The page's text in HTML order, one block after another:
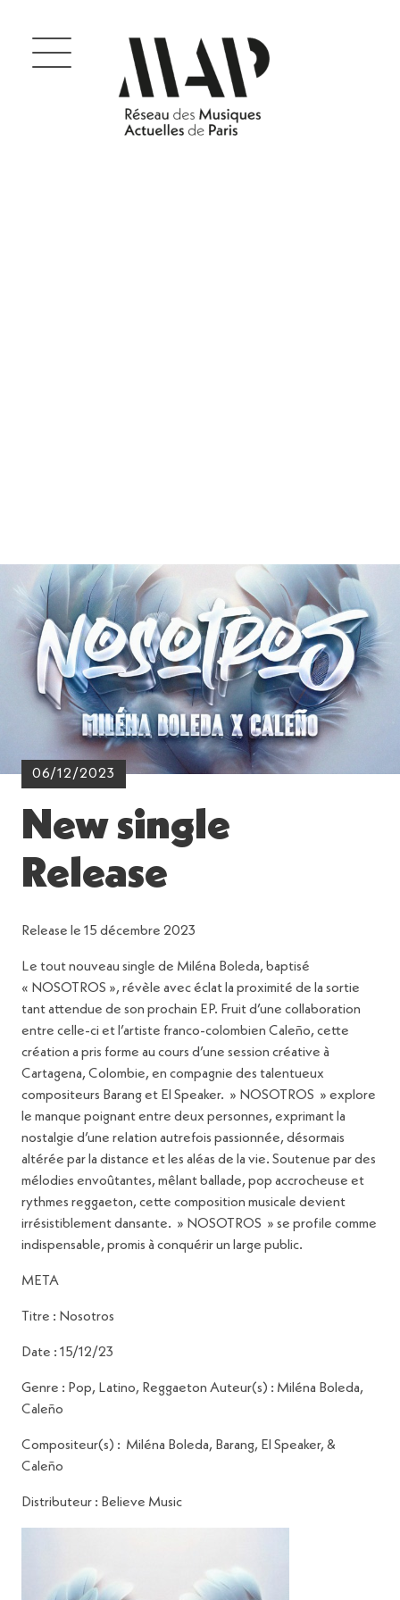
06/12/2023
New single
Release
Release le 15 décembre 2023
Le tout nouveau single de Miléna Boleda, baptisé
« NOSOTROS », révèle avec éclat la proximité de la sortie
tant attendue de son prochain EP. Fruit d’une collaboration
entre celle-ci et l’artiste franco-colombien Caleño, cette
création a pris forme au cours d’une session créative à
Cartagena, Colombie, en compagnie des talentueux
compositeurs Barang et El Speaker. » NOSOTROS » explore
le manque poignant entre deux personnes, exprimant la
nostalgie d’une relation autrefois passionnée, désormais
altérée par la distance et les aléas de la vie. Soutenue par des
mélodies envoûtantes, mêlant ballade, pop accrocheuse et
rythmes reggaeton, cette composition musicale devient
irrésistiblement dansante. » NOSOTROS » se profile comme
indispensable, promis à conquérir un large public.
META
Titre : Nosotros
Date : 15/12/23
Genre : Pop, Latino, Reggaeton Auteur(s) : Miléna Boleda,
Caleño
Compositeur(s) : Miléna Boleda, Barang, El Speaker, &
Caleño
Distributeur : Believe Music